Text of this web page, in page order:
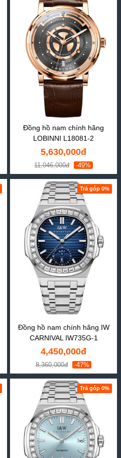
Đồng hồ nam chính hãng
LOBINNI L18081-2
5,630,000đ
11,046,000đ -49%
Trả góp 0%
Đồng hồ nam chính hãng IW
CARNIVAL IW735G-1
4,450,000đ
8,360,000đ -47%
Trả góp 0%